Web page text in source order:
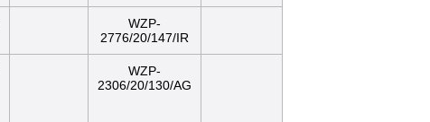
WZP-
2776/20/147/IR
WZP-
2306/20/130/AG